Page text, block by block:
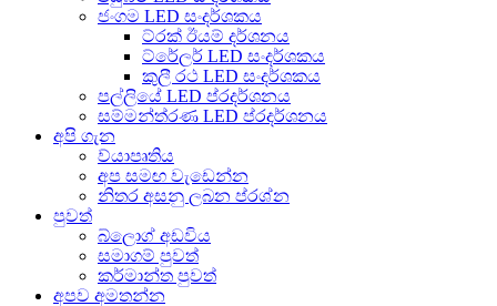
ජංගම LED සංදර්ශකය
ට්රක් ඊයම් දර්ශනය
ට්රේලර් LED සංදර්ශකය
කුලී රථ LED සංදර්ශකය
පල්ලියේ LED ප්රදර්ශනය
සම්මන්ත්රණ LED ප්රදර්ශනය
අපි ගැන
ව්යාපෘතිය
අප සමඟ වැඩෙන්න
නිතර අසනු ලබන ප්රශ්න
පුවත්
බ්ලොග් අඩවිය
සමාගම් පුවත්
කර්මාන්ත පුවත්
අපව අමතන්න